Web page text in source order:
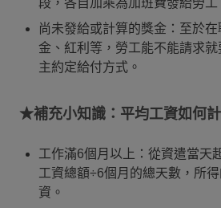
段，各自加乘為加班費發給勞工
尚未發給或計算的獎金：至於
金、紅利等，勞工能不能請求
主約定給付方式。
★補充小知識：平均工資如何計
工作滿6個月以上：從資遣當天
工資總額÷6個月的總天數，所
資。